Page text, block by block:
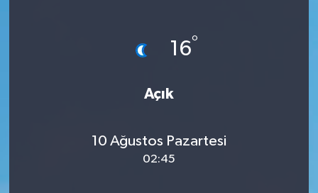
16°
Açık
10 Ağustos Pazartesi
02:45